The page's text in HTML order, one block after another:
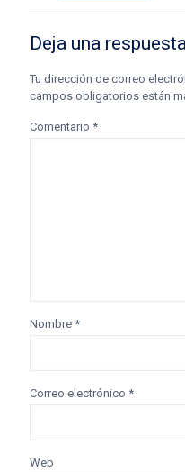
Deja una
Tu dirección de correo
campos obligatorios están
Comentario *
Nombre *
Correo electrónico *
Web